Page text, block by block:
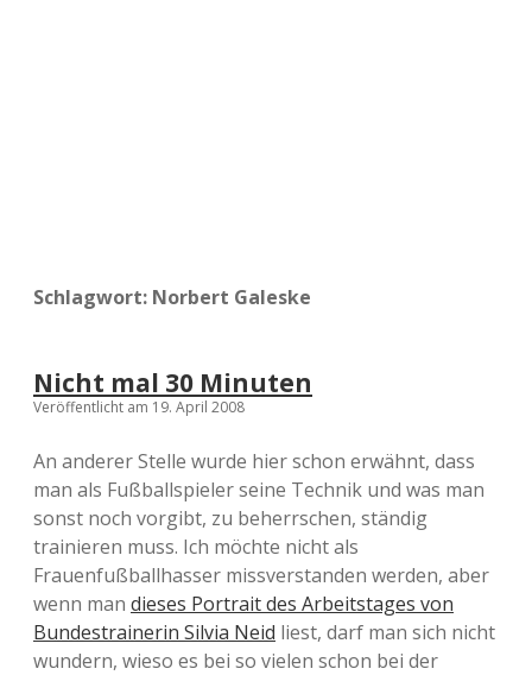
Schlagwort: Norbert Galeske
Nicht mal 30 Minuten
Veröffentlicht am 19. April 2008
An anderer Stelle wurde hier schon erwähnt, dass
man als Fußballspieler seine Technik und was man
sonst noch vorgibt, zu beherrschen, ständig
trainieren muss. Ich möchte nicht als
Frauenfußballhasser missverstanden werden, aber
wenn man dieses Portrait des Arbeitstages von
Bundestrainerin Silvia Neid liest, darf man sich nicht
wundern, wieso es bei so vielen schon bei der